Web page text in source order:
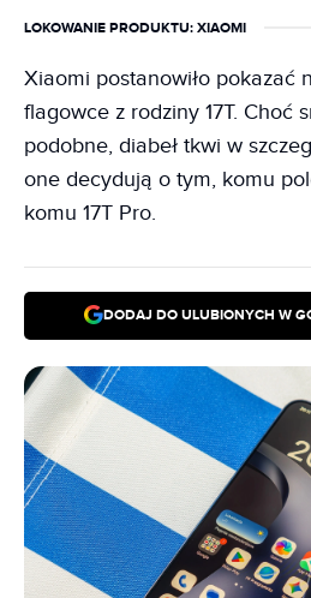
LOKOWANIE PRODUKTU: XIAOMI
Xiaomi postanowiło pokazać
flagowce z rodziny 17T. Choć
podobne, diabeł tkwi w
one decydują o tym, komu
komu 17T Pro.
DODAJ DO ULUBIONYCH W